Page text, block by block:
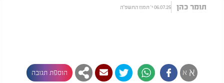
תומר כהן 06.07.25 י' תמוז התשפ"ה
א א הוספת תגובה